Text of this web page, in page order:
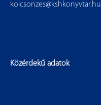
kolcsonzes@kshkonyvtar.hu
Közérdekű adatok